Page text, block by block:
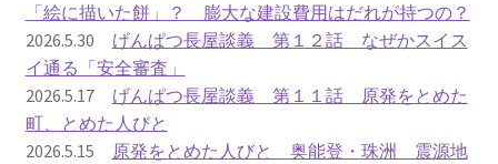
2023.3.12 第12回原発ゼロへのカウントダウンinかわ
さき集会
2023.6.25（日）映画「原発をとめた裁判長 そして
原発をとめる農家たち」上映会を開催
「絵に描いた餅」？ 膨大な建設費用はだれが持つの？
2026.5.30 げんぱつ長屋談義 第１２話 なぜかスイス
イ通る「安全審査」
2026.5.17 げんぱつ長屋談義 第１１話 原発をとめた
町、とめた人びと
2026.5.15 原発をとめた人びと 奥能登・珠洲 震源地